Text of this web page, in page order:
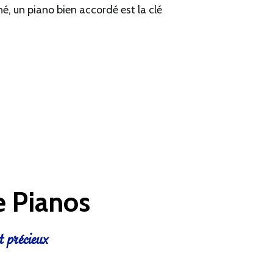
un piano bien accordé est la clé
Pianos